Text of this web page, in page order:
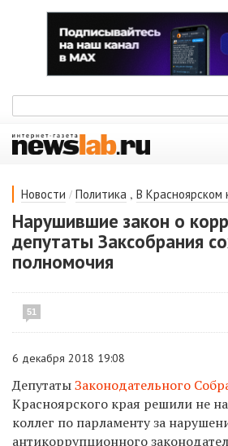
Новости / Политика , В Красноярском
Нарушившие закон о
депутаты Заксобрания
полномочия
51
6 декабря 2018 19:08
ДепутатыЗаконодательного
Красноярского края решили не
коллег по парламенту за
антикоррупционного